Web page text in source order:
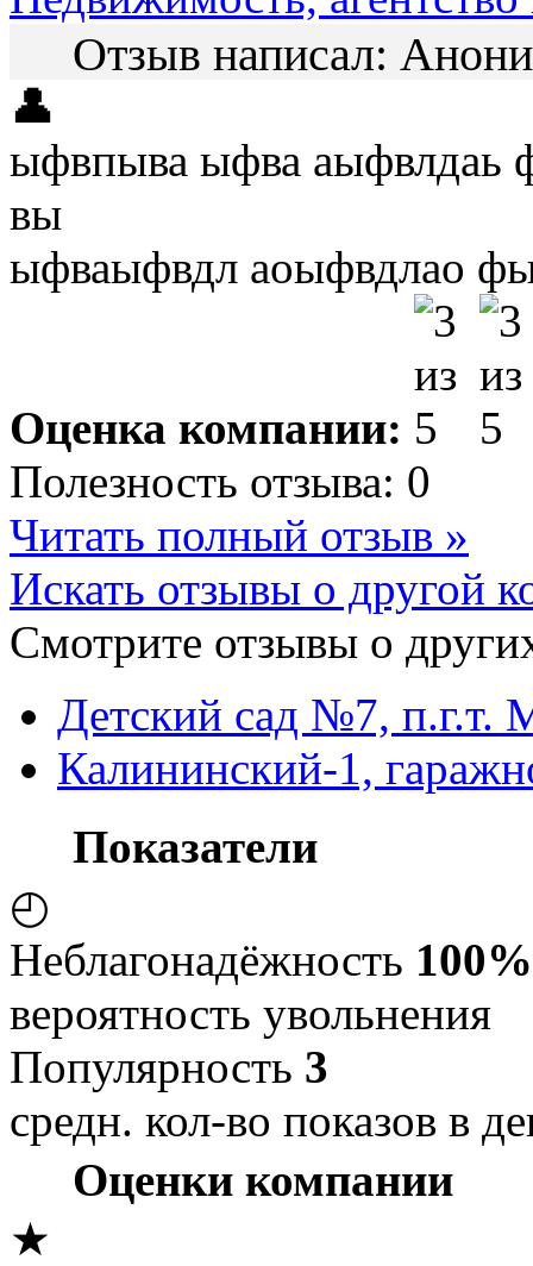
Отзыв написал:
👤
ыфвпыва ыфва
вы
ыфваыфвдл аоыфвдлао
Оценка компании:
Полезность отзыва: 0
Читать полный отзыв »
Искать отзывы о другой
Смотрите отзывы о
Детский сад №7, п.г.т.
Калининский-1,
Показатели
◴
Неблагонадёжность 100%
вероятность увольнения
Популярность 3
средн. кол-во показов в
Оценки компании
★